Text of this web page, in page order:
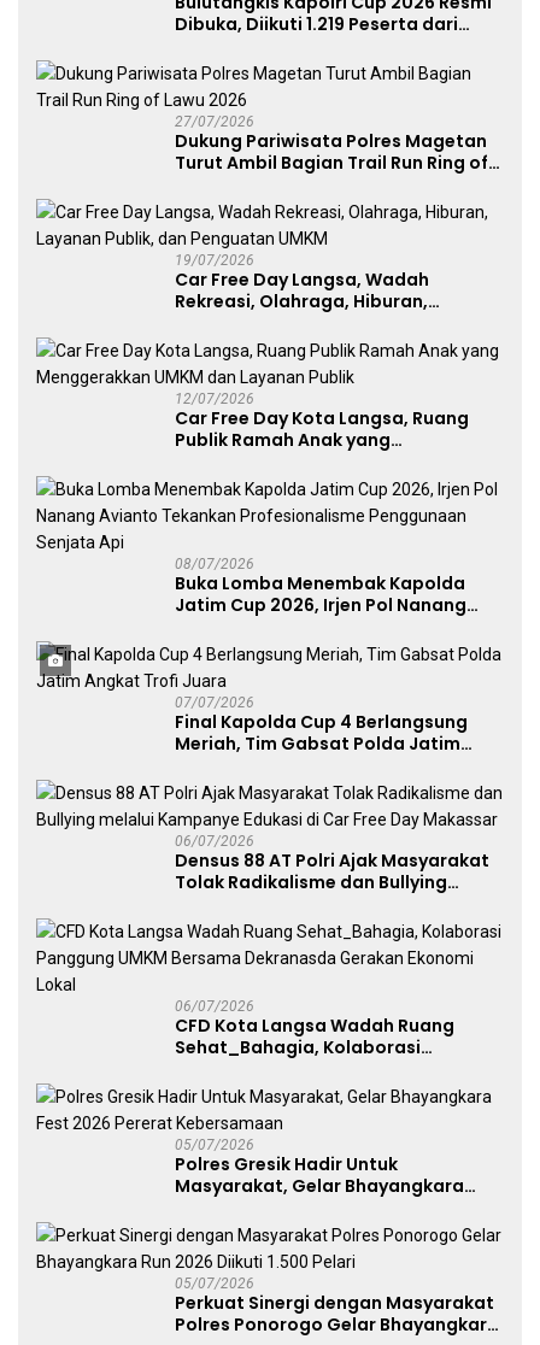
Dibuka, Diikuti 1.219 Peserta dari
27/07/2026
Dukung Pariwisata Polres Magetan
Turut Ambil Bagian Trail Run Ring of
19/07/2026
Car Free Day Langsa, Wadah
Rekreasi, Olahraga, Hiburan,
UMKM
12/07/2026
Car Free Day Kota Langsa, Ruang
Publik Ramah Anak yang
Publik
08/07/2026
Buka Lomba Menembak Kapolda
Jatim Cup 2026, Irjen Pol Nanang
Penggunaan Senjata Api
07/07/2026
Final Kapolda Cup 4 Berlangsung
Meriah, Tim Gabsat Polda Jatim
06/07/2026
Densus 88 AT Polri Ajak Masyarakat
Tolak Radikalisme dan Bullying
Free Day Makassar
06/07/2026
CFD Kota Langsa Wadah Ruang
Sehat_Bahagia, Kolaborasi
Dekranasda Gerakan Ekonomi Lokal
05/07/2026
Polres Gresik Hadir Untuk
Masyarakat, Gelar Bhayangkara
05/07/2026
Perkuat Sinergi dengan Masyarakat
Polres Ponorogo Gelar Bhayangkara